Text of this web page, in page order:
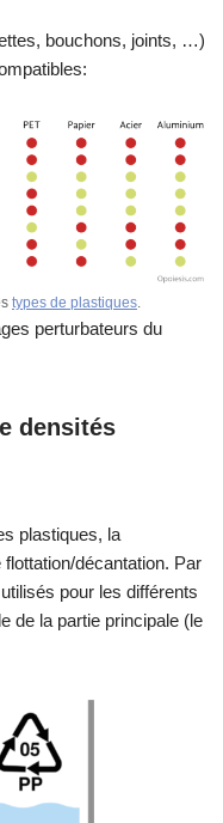
bouchons, joints, …)
types de plastiques.
perturbateurs du
densités
plastiques, la
décantation. Par
pour les différents
de la partie principale (le